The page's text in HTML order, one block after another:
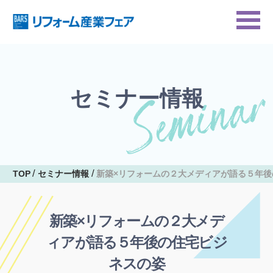
セミナー情報
TOP セミナー情報 新築×リフォームの２大メディアが語る５年
新築×リフォームの２大メデ
ィアが語る５年後の住宅ビジ
ネスの姿